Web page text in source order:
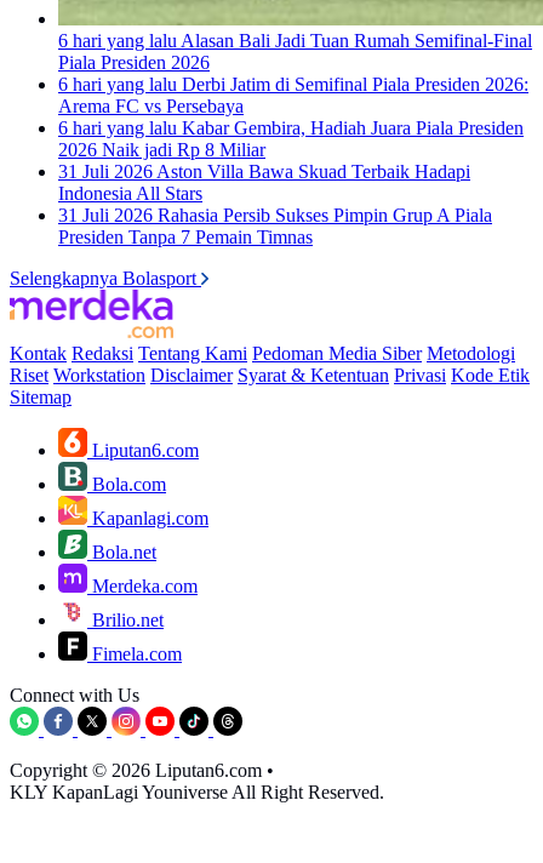
6 hari yang lalu Alasan Bali Jadi Tuan Rumah Semifinal-Final
Piala Presiden 2026
6 hari yang lalu Derbi Jatim di Semifinal Piala Presiden 2026:
Arema FC vs Persebaya
6 hari yang lalu Kabar Gembira, Hadiah Juara Piala Presiden
2026 Naik jadi Rp 8 Miliar
31 Juli 2026 Aston Villa Bawa Skuad Terbaik Hadapi
Indonesia All Stars
31 Juli 2026 Rahasia Persib Sukses Pimpin Grup A Piala
Presiden Tanpa 7 Pemain Timnas
Selengkapnya Bolasport
Kontak Redaksi Tentang Kami Pedoman Media Siber Metodologi
Riset Workstation Disclaimer Syarat & Ketentuan Privasi Kode Etik
Sitemap
Liputan6.com
Bola.com
Kapanlagi.com
Bola.net
Merdeka.com
Brilio.net
Fimela.com
Connect with Us
Copyright © 2026 Liputan6.com •
KLY KapanLagi Youniverse All Right Reserved.